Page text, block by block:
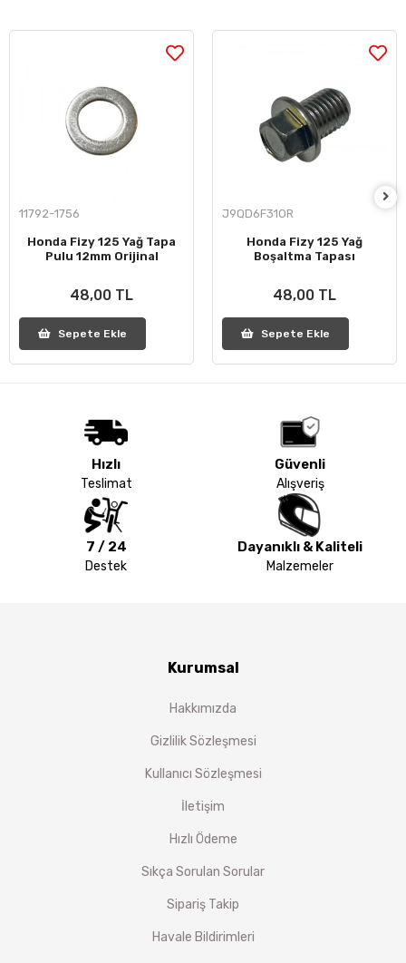
11792-1756
Honda Fizy 125 Yağ Tapa
Pulu 12mm Orijinal
48,00 TL
Sepete Ekle
J9QD6F31OR
Honda Fizy 125 Yağ
Boşaltma Tapası
48,00 TL
Sepete Ekle
Hızlı
Teslimat
Güvenli
Alışveriş
7 / 24
Destek
Dayanıklı & Kaliteli
Malzemeler
Kurumsal
Hakkımızda
Gizlilik Sözleşmesi
Kullanıcı Sözleşmesi
İletişim
Hızlı Ödeme
Sıkça Sorulan Sorular
Sipariş Takip
Havale Bildirimleri